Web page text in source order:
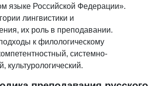
языке Российской Федерации».
лингвистики и
их роль в преподавании.
к филологическому
системно-
культурологический.